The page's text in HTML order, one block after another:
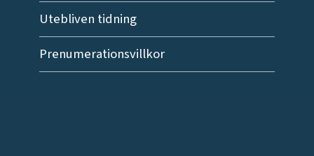
Utebliven tidning
Prenumerationsvillkor